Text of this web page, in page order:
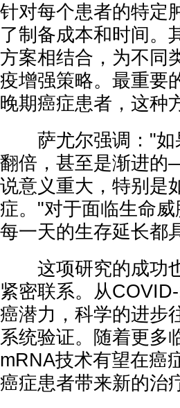
针对每个患者的特定
了制备成本和时间。
方案相结合，为不同
疫增强策略。最重要
晚期癌症患者，这种
萨尤尔强调："如
翻倍，甚至是渐进
说意义重大，特别是
症。"对于面临生命
每一天的生存延长都
这项研究的成功也
紧密联系。从
癌潜力，科学的进步
系统验证。随着更多
mRNA技术有望在癌
癌症患者带来新的治